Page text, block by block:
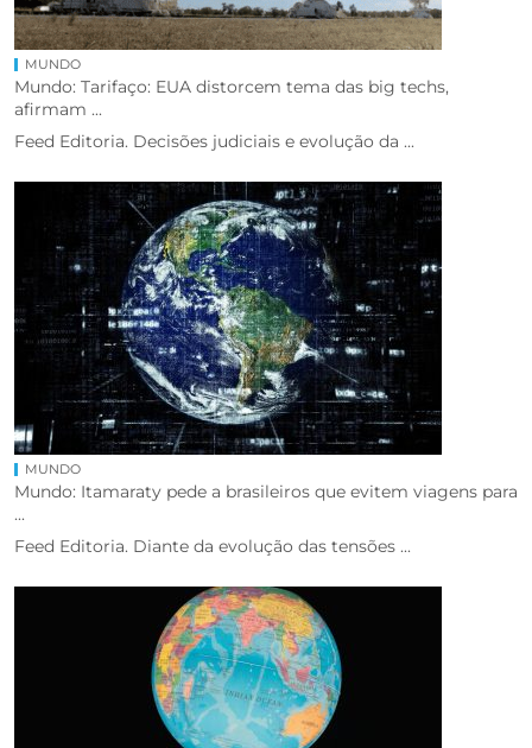
MUNDO
Mundo: Tarifaço: EUA distorcem tema das big techs,
afirmam ...
Feed Editoria. Decisões judiciais e evolução da ...
MUNDO
Mundo: Itamaraty pede a brasileiros que evitem viagens para
...
Feed Editoria. Diante da evolução das tensões ...